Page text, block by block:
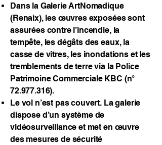
Dans la Galerie ArtNomadique
(Renaix), les œuvres exposées sont
assurées contre l’incendie, la
tempête, les dégâts des eaux, la
casse de vitres, les inondations et les
tremblements de terre via la Police
Patrimoine Commerciale KBC (n°
72.977.316).
Le vol n’est pas couvert. La galerie
dispose d’un système de
vidéosurveillance et met en œuvre
des mesures de sécurité